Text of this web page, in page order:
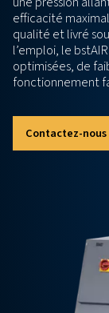
De
comprimé ou
une pression
efficacité
qualité et
l’emploi, le
optimisées,